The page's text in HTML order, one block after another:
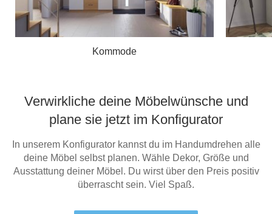
Kommode
Verwirkliche deine Möbelwünsche und
plane sie jetzt im Konfigurator
In unserem Konfigurator kannst du im Handumdrehen alle
deine Möbel selbst planen. Wähle Dekor, Größe und
Ausstattung deiner Möbel. Du wirst über den Preis positiv
überrascht sein. Viel Spaß.